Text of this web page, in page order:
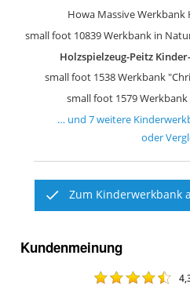
Howa Massive Werkbank
small foot 1538 Werkbank
small foot 1579
Le
Le
… und 7weitere
oder
Zum Kinderwerkbank
Kundenmeinung